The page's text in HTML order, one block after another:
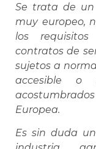
Se trata de un
muy europeo,
los
contratos de
sujetos a
accesible o
Europea.
Es sin duda